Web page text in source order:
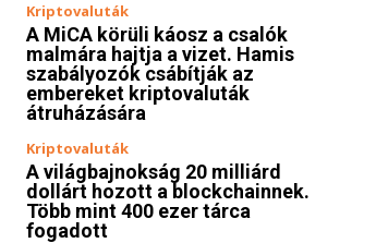
Kriptovaluták
A MiCA körüli káosz a csalók
malmára hajtja a vizet. Hamis
szabályozók csábítják az
embereket kriptovaluták
átruházására
Kriptovaluták
A világbajnokság 20 milliárd
dollárt hozott a blockchainnek.
Több mint 400 ezer tárca
fogadott